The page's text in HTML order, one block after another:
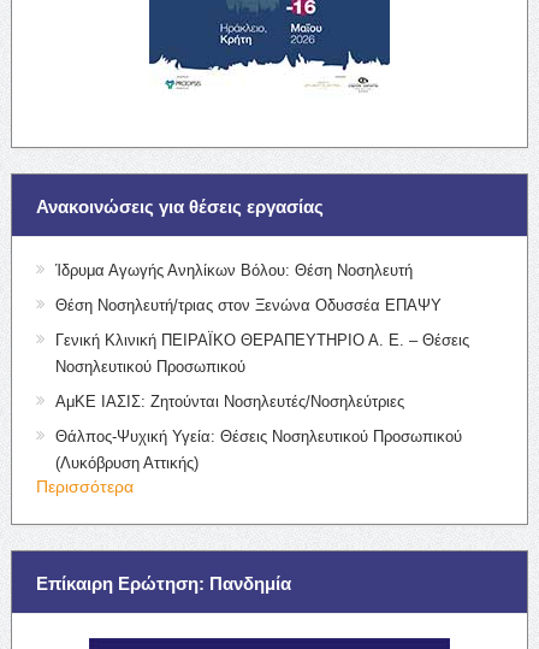
Ανακοινώσεις για θέσεις εργασίας
Ίδρυμα Αγωγής Ανηλίκων Βόλου: Θέση Νοσηλευτή
Θέση Νοσηλευτή/τριας στον Ξενώνα Οδυσσέα ΕΠΑΨΥ
Γενική Κλινική ΠΕΙΡΑΪΚΟ ΘΕΡΑΠΕΥΤΗΡΙΟ Α. Ε. – Θέσεις
Νοσηλευτικού Προσωπικού
ΑμΚΕ ΙΑΣΙΣ: Ζητούνται Νοσηλευτές/Νοσηλεύτριες
Θάλπος-Ψυχική Υγεία: Θέσεις Νοσηλευτικού Προσωπικού
(Λυκόβρυση Αττικής)
Περισσότερα
Επίκαιρη Ερώτηση: Πανδημία